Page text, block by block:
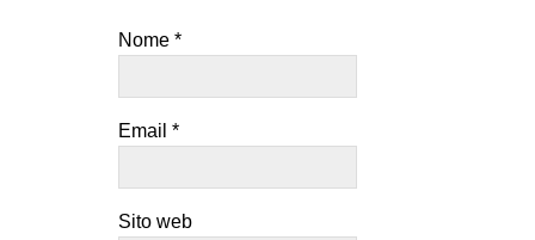
Nome *
Email *
Sito web